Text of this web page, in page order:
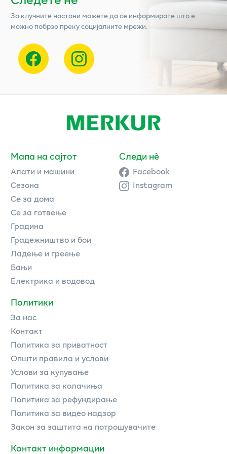
За клучните настани можете да се информирате што е
можно побрзо преку социјалните мрежи.
Мапа на сајтот
Алати и машини
Сезона
Се за дома
Се за готвење
Градина
Градежништво и бои
Ладење и греење
Бањи
Електрика и водовод
Политики
За нас
Контакт
Политика за приватност
Општи правила и услови
Услови за купување
Политика за колачиња
Политика за рефундирање
Политика за видео надзор
Закон за заштита на потрошувачите
Контакт информации
Следи нè
Facebook
Instagram